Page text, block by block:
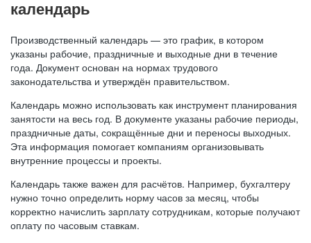
календарь
Производственный календарь — это график, в котором
указаны рабочие, праздничные и выходные дни в течение
года. Документ основан на нормах трудового
законодательства и утверждён правительством.
Календарь можно использовать как инструмент планирования
занятости на весь год. В документе указаны рабочие периоды,
праздничные даты, сокращённые дни и переносы выходных.
Эта информация помогает компаниям организовывать
внутренние процессы и проекты.
Календарь также важен для расчётов. Например, бухгалтеру
нужно точно определить норму часов за месяц, чтобы
корректно начислить зарплату сотрудникам, которые получают
оплату по часовым ставкам.